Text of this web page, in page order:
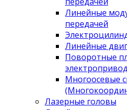
Линейные
передачей
Линейные
Поворотные
Многоосевые
Лазерные головы